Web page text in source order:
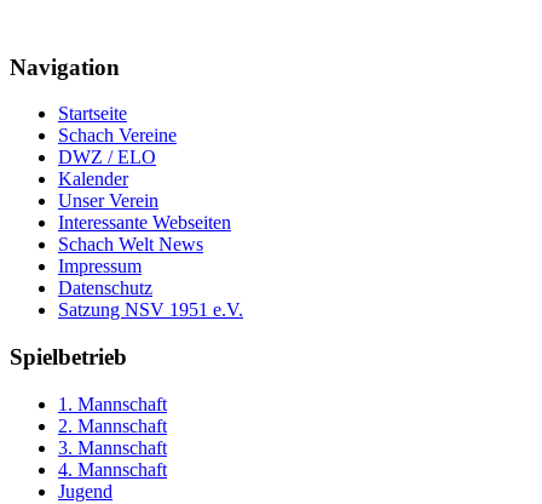
Navigation
Startseite
Schach Vereine
DWZ / ELO
Kalender
Unser Verein
Interessante Webseiten
Schach Welt News
Impressum
Datenschutz
Satzung NSV 1951 e.V.
Spielbetrieb
1. Mannschaft
2. Mannschaft
3. Mannschaft
4. Mannschaft
Jugend